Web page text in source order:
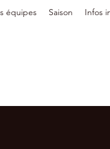
équipes Saison Infos